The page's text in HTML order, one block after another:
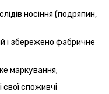
носіння (подряпин,
і збережено фабричне
маркування;
свої споживчі